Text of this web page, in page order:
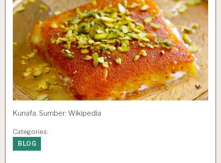
Kunafa. Sumber: Wikipedia
Categories:
BLOG